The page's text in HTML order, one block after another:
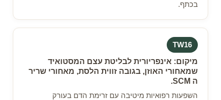
בכתף.
TW16
מיקום: אינפריורית לבליטת עצם המסטואיד
שמאחורי האוזן, בגובה זווית הלסת, מאחורי שריר
ה SCM.
השפעות רפואיות מיטיבה עם זרימת הדם בעורק